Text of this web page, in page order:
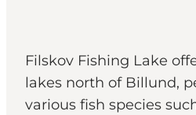
Filskov Fishing Lake
lakes north of Billund,
various fish species